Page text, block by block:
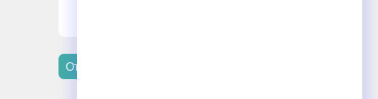
Отправить Электронную Почту